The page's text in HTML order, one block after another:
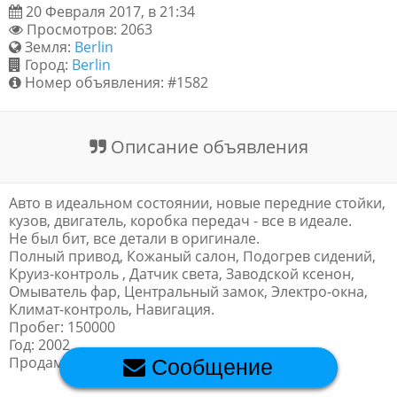
Обратная связь
Новости и статьи
20 Февраля 2017, в 21:34
Просмотров: 2063
Земля: Berlin
Город: Berlin
Номер объявления: #1582
Описание объявления
Авто в идеальном состоянии, новые передние стойки,
кузов, двигатель, коробка передач - все в идеале.
Не был бит, все детали в оригинале.
Полный привод, Кожаный салон, Подогрев сидений,
Круиз-контроль , Датчик света, Заводской ксенон,
Омыватель фар, Центральный замок, Электро-окна,
Климат-контроль, Навигация.
Пробег: 150000
Год: 2002
Продам свой авто в БерлинеСообщение